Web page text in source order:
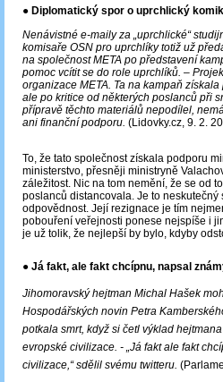
● Diplomatický spor o uprchlický
Nenávistné e-maily za „uprchlické“
komisaře OSN pro uprchlíky totiž už
na společnost META po představení
pomoc vcítit se do role uprchlíků. ‒
organizace META. Ta na kampaň
ale po kritice od některých poslanců při
přípravě těchto materiálů nepodílel,
ani finanční podporu. (Lidovky.cz, 9. 2.
To, že tato společnost získala podporu
ministerstvo, přesněji ministryně
záležitost. Nic na tom nemění, že se od
poslanců distancovala. Je to
odpovědnost. Její rezignace je tím
pobouření veřejnosti ponese nejspíše i
je už tolik, že nejlepší by bylo, kdyby
● Já fakt, ale fakt chcípnu, napsal
Jihomoravský hejtman Michal Hašek
Hospodářských novin Petra
potkala smrt, když si četl výklad
evropské civilizace. - „Já fakt ale fakt
civilizace,“ sdělil svému twitteru.